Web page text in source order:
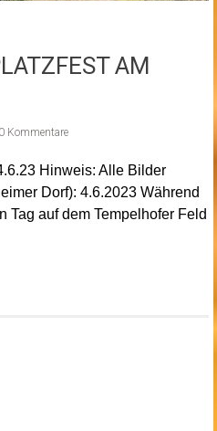
AM
0 Kommentare
Hinweis: Alle Bilder
Dorf): 4.6.2023 Während
Tag auf dem Tempelhofer Feld